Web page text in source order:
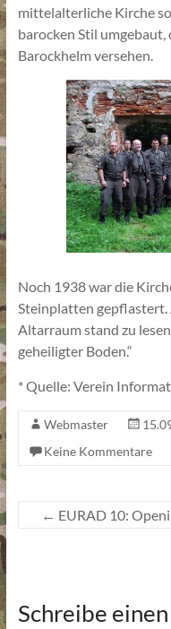
mittelalterliche Kirche
barocken Stil
Barockhelm versehen.
Noch 1938 war die
Steinplatten gepflastert.
Altarraum stand zu
geheiligter Boden.“
* Quelle: Verein
Webmaster
Keine Kommentare
← EURAD 10:
Schreibe